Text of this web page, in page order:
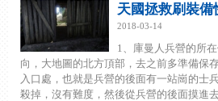
天國拯救刷裝
2018-03-14
1、庫曼人兵營的所
向，大地圖的北方頂部，去之前多準備保
入口處，也就是兵營的後面有一站崗的士
殺掉，沒有難度，然後從兵營的後面摸進去